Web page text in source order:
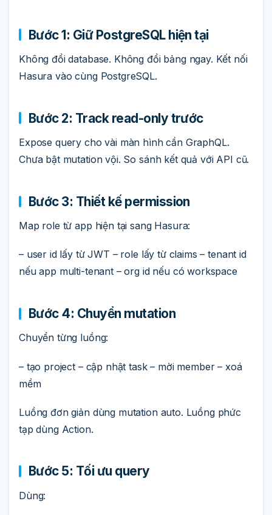
Bước 1: Giữ PostgreSQL hiện tại
Không đổi database. Không đổi bảng ngay. Kết nối
Hasura vào cùng PostgreSQL.
Bước 2: Track read-only trước
Expose query cho vài màn hình cần GraphQL.
Chưa bật mutation vội. So sánh kết quả với API cũ.
Bước 3: Thiết kế permission
Map role từ app hiện tại sang Hasura:
– user id lấy từ JWT – role lấy từ claims – tenant id
nếu app multi-tenant – org id nếu có workspace
Bước 4: Chuyển mutation
Chuyển từng luồng:
– tạo project – cập nhật task – mời member – xoá
mềm
Luồng đơn giản dùng mutation auto. Luồng phức
tạp dùng Action.
Bước 5: Tối ưu query
Dùng: